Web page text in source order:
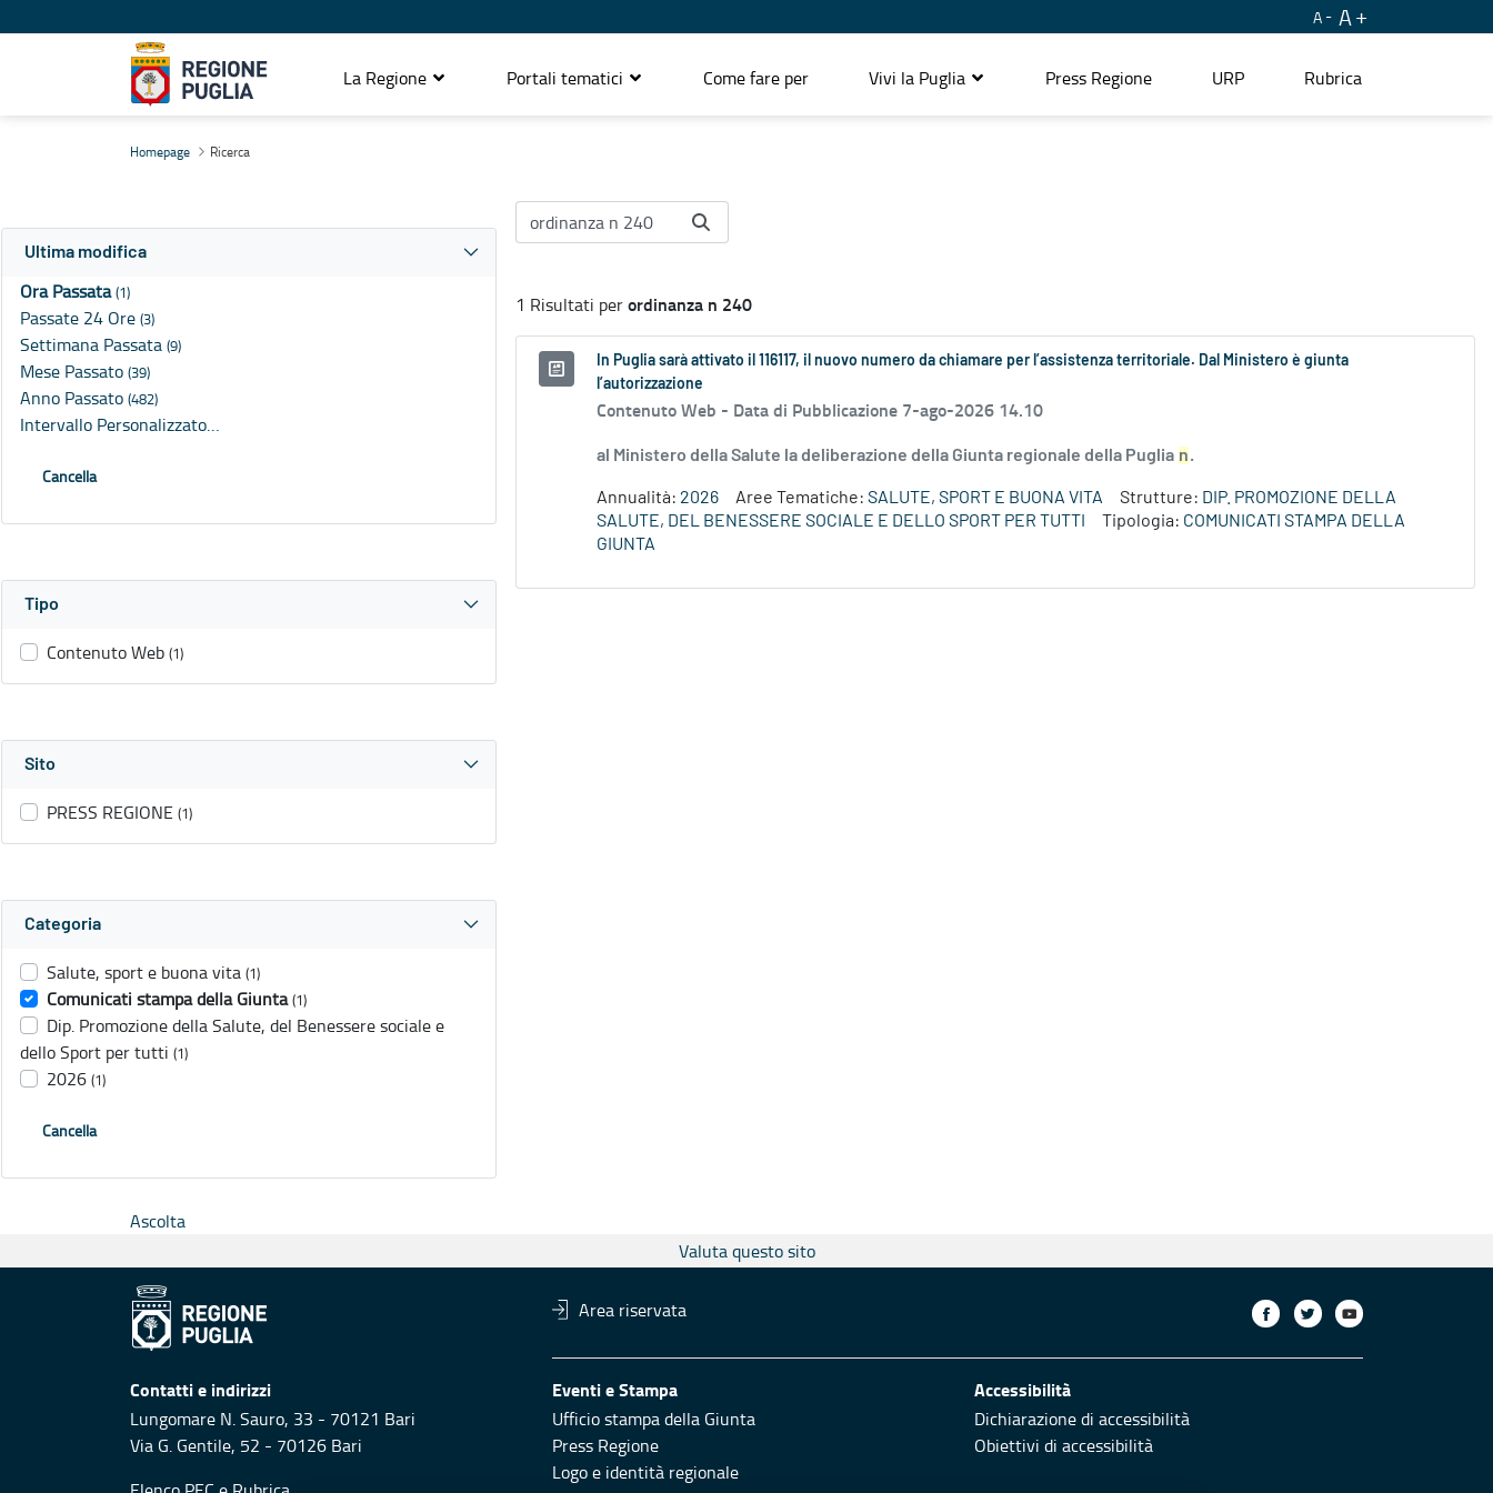
A A
La Regione Portali tematici Come fare per Vivi la Puglia Press Regione URP Rubrica
Homepage Ricerca
Ultima modifica
Ora Passata(1)
Passate 24 Ore (3)
Settimana Passata (9)
Mese Passato (39)
Anno Passato (482)
Intervallo Personalizzato…
Cancella
Tipo
Contenuto Web (1)
Sito
PRESS REGIONE (1)
Categoria
Salute, sport e buona vita (1)
Comunicati stampa della Giunta (1)
Dip. Promozione della Salute, del Benessere sociale e
dello Sport per tutti (1)
2026 (1)
Cancella
1 Risultati perordinanza n 240
In Puglia sarà attivato il 116117, il nuovo numero da chiamare per l’assistenza territoriale. Dal Ministero è giunta
l’autorizzazione
Contenuto Web - Data di Pubblicazione 7-ago-2026 14.10
al Ministero della Salute la deliberazione della Giunta regionale della Puglia n.
Annualità: 2026 Aree Tematiche: SALUTE, SPORT E BUONA VITA Strutture: DIP. PROMOZIONE DELLA
SALUTE, DEL BENESSERE SOCIALE E DELLO SPORT PER TUTTI
Tipologia: COMUNICATI STAMPA DELLA
GIUNTA
Ascolta
Valuta questo sito
Area riservata
Contatti e indirizzi
Lungomare N. Sauro, 33 - 70121 Bari
Via G. Gentile, 52 - 70126 Bari
Eventi e Stampa
Ufficio stampa della Giunta
Press Regione
Logo e identità regionale
Accessibilità
Dichiarazione di accessibilità
Obiettivi di accessibilità